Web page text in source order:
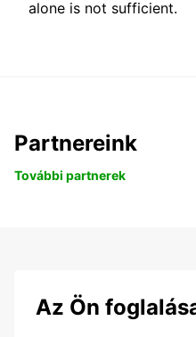
alone is not sufficient.
Partnereink
További partnerek
Az Ön